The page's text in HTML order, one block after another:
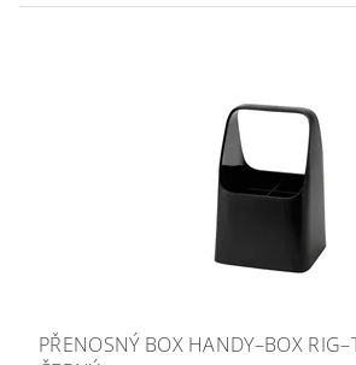
PŘENOSNÝ BOX HANDY–BOX